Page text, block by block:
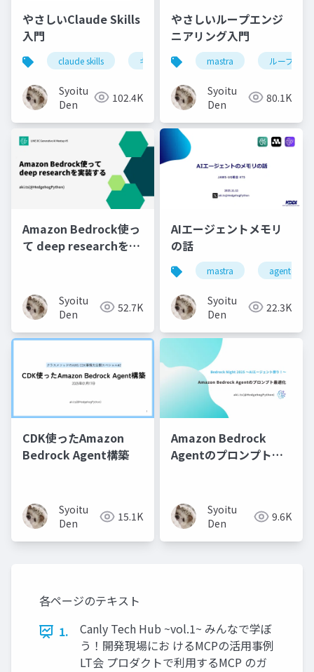
やさしいClaude Skills
入門
claude skills キミガタリ agent skills
Syoitu
Den
102.4K
やさしいループエンジ
ニアリング入門
mastra ループエン
Syoitu
Den
80.1K
Amazon Bedrock使っ
て deep researchを実
Syoitu
Den
52.7K
AIエージェントメモリ
の話
mastra agentcore
Syoitu
Den
22.3K
CDK使ったAmazon
Bedrock Agent構築
Syoitu
Den
15.1K
Amazon Bedrock
Agentのプロンプト最
Syoitu
Den
9.6K
各ページのテキスト
1.
Canly Tech Hub ~vol.1~ みんなで学ぼ
う！開発現場にお けるMCPの活用事例
LT会 プロダクトで利用するMCP のガ